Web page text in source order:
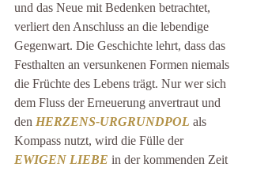
und das Neue mit Bedenken betrachtet,
verliert den Anschluss an die lebendige
Gegenwart. Die Geschichte lehrt, dass das
Festhalten an versunkenen Formen niemals
die Früchte des Lebens trägt. Nur wer sich
dem Fluss der Erneuerung anvertraut und
den HERZENS-URGRUNDPOL als
Kompass nutzt, wird die Fülle der
EWIGEN LIEBE in der kommenden Zeit